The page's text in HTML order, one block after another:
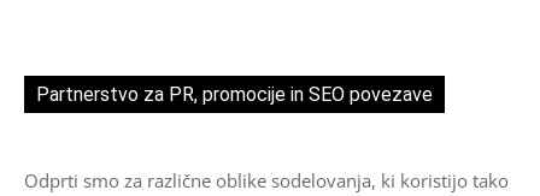
Partnerstvo za PR, promocije in SEO povezave
Odprti smo za različne oblike sodelovanja, ki koristijo tako